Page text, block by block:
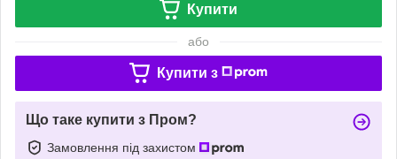
Купити
або
Купити з
Що таке купити з Пром?
Замовлення під захистом